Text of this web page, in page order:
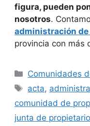
figura, pueden
nosotros.
administración
provincia con más
Comunidades
acta,
comunidad de
junta de